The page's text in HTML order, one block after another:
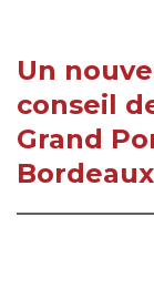
Un
conseil
Grand
Bordeaux